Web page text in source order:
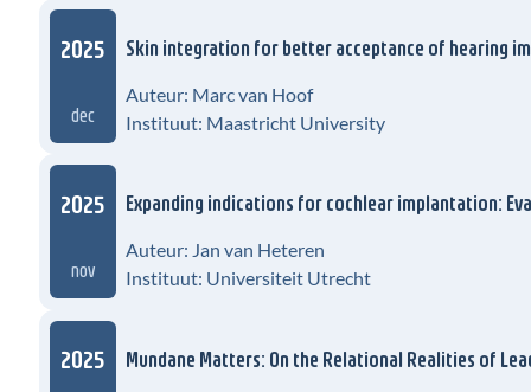
2025
dec
Skin integration for better acceptance of hearing
Auteur: Marc van Hoof
Instituut: Maastricht University
2025
nov
Expanding indications for cochlear implantation:
Auteur: Jan van Heteren
Instituut: Universiteit Utrecht
2025 Mundane Matters: On the Relational Realities of